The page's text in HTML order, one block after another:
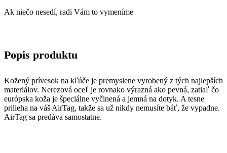
Ak niečo nesedí, radi Vám to vymeníme
Popis produktu
Kožený prívesok na kľúče je premyslene vyrobený z tých najlepších
materiálov. Nerezová oceľ je rovnako výrazná ako pevná, zatiaľ čo
európska koža je špeciálne vyčinená a jemná na dotyk. A tesne
prilieha na váš AirTag, takže sa už nikdy nemusíte báť, že vypadne.
AirTag sa predáva samostatne.